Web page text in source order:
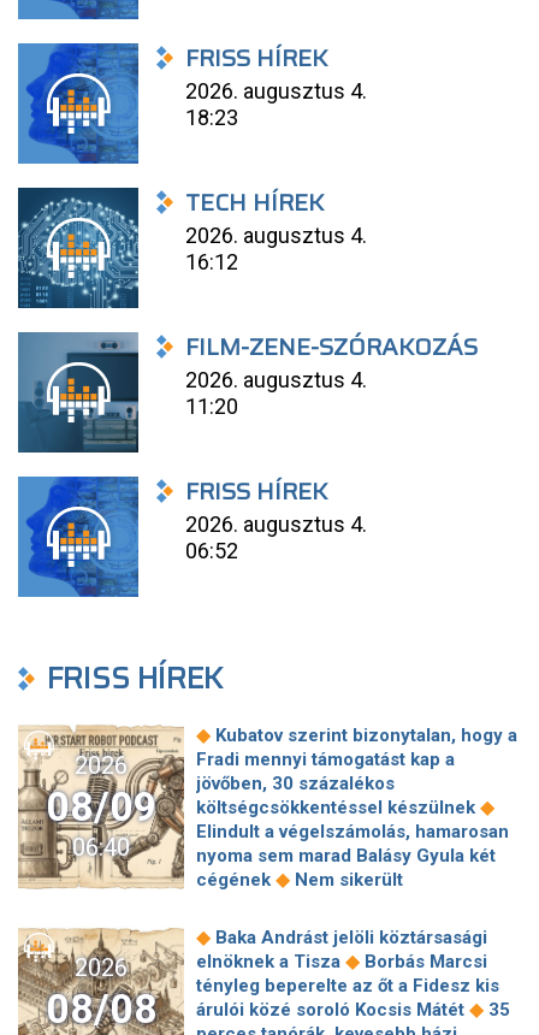
FRISS HÍREK
2026. augusztus 4.
18:23
TECH HÍREK
2026. augusztus 4.
16:12
FILM-ZENE-SZÓRAKOZÁS
2026. augusztus 4.
11:20
FRISS HÍREK
2026. augusztus 4.
06:52
FRISS HÍREK
2026
08/09
06:40
◆ Kubatov szerint bizonytalan, hogy a
Fradi mennyi támogatást kap a
jövőben, 30 százalékos
költségcsökkentéssel készülnek ◆
Elindult a végelszámolás, hamarosan
nyoma sem marad Balásy Gyula két
cégének ◆ Nem sikerült
tojással dobálták meg a
miniszterelnököt – Koszovóban ◆
Szépségipar és orvosi turizmus:
milyen erős Budapest a plasztikai
sebészet térképén? ◆ 72 óra
2026
08/08
◆ Baka Andrást jelöli köztársasági
elnöknek a Tisza ◆ Borbás Marcsi
tényleg beperelte az őt a Fidesz kis
árulói közé soroló Kocsis Mátét ◆ 35